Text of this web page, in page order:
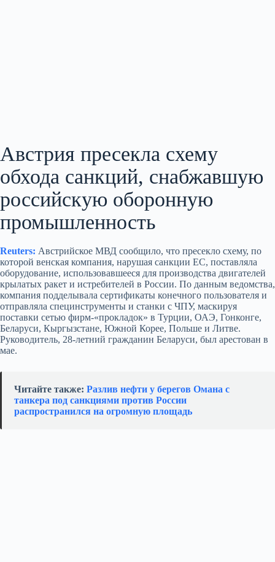
Австрия пресекла схему
обхода санкций, снабжавшую
российскую оборонную
промышленность
Reuters: Австрийское МВД сообщило, что пресекло схему, по
которой венская компания, нарушая санкции ЕС, поставляла
оборудование, использовавшееся для производства двигателей
крылатых ракет и истребителей в России. По данным ведомства,
компания подделывала сертификаты конечного пользователя и
отправляла специнструменты и станки с ЧПУ, маскируя
поставки сетью фирм-«прокладок» в Турции, ОАЭ, Гонконге,
Беларуси, Кыргызстане, Южной Корее, Польше и Литве.
Руководитель, 28‑летний гражданин Беларуси, был арестован в
мае.
Читайте также: Разлив нефти у берегов Омана с
танкера под санкциями против России
распространился на огромную площадь